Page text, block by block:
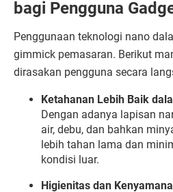
bagi Pengguna
Penggunaan teknologi nano
gimmick pemasaran. Berikut
dirasakan pengguna secara
Ketahanan Lebih Baik
Dengan adanya lapisan
air, debu, dan bahkan
lebih tahan lama dan
kondisi luar.
Higienitas dan